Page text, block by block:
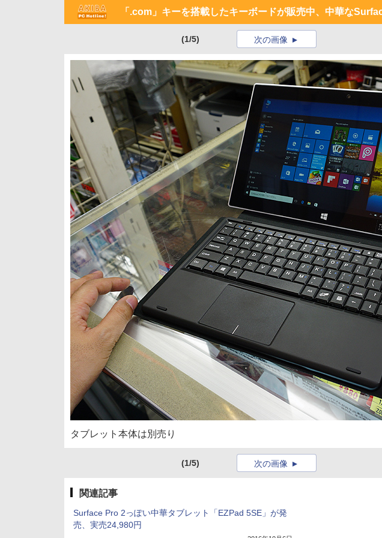
「.com」キーを搭載したキーボードが販売中、中華な
(1/5) 次の画像
タブレット本体は別売り
(1/5) 次の画像
関連記事
Surface Pro 2っぽい中華タブレット「EZPad 5SE」が発
売、実売24,980円